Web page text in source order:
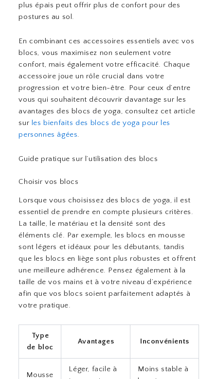
plus épais peut offrir plus de confort pour des
postures au sol.
En combinant ces accessoires essentiels avec vos
blocs, vous maximisez non seulement votre
confort, mais également votre efficacité. Chaque
accessoire joue un rôle crucial dans votre
progression et votre bien-être. Pour ceux d’entre
vous qui souhaitent découvrir davantage sur les
avantages des blocs de yoga, consultez cet article
sur les bienfaits des blocs de yoga pour les
personnes âgées.
Guide pratique sur l’utilisation des blocs
Choisir vos blocs
Lorsque vous choisissez des blocs de yoga, il est
essentiel de prendre en compte plusieurs critères.
La taille, le matériau et la densité sont des
éléments clé. Par exemple, les blocs en mousse
sont légers et idéaux pour les débutants, tandis
que les blocs en liège sont plus robustes et offrent
une meilleure adhérence. Pensez également à la
taille de vos mains et à votre niveau d’expérience
afin que vos blocs soient parfaitement adaptés à
votre pratique.
Type
de bloc
Avantages Inconvénients
Mousse
Léger, facile à
Moins stable à